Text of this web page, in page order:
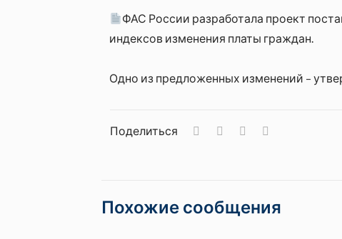
ФАС России разработала проект
индексов изменения платы граждан.
Одно из предложенных изменений –
Поделиться
Похожие сообщения